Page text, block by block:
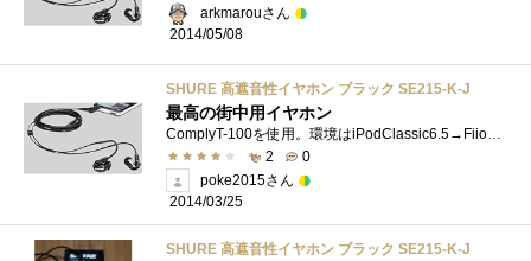
arkmarouさん
2014/05/08
SHURE 高遮音性イヤホン ブラック SE215-K-J
最高の街中用イヤホン
2
0
poke2015さん
2014/03/25
SHURE 高遮音性イヤホン ブラック SE215-K-J